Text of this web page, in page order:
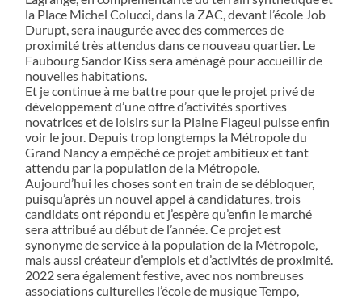
la Place Michel Colucci, dans la ZAC, devant l’école Job
Durupt, sera inaugurée avec des commerces de
proximité très attendus dans ce nouveau quartier. Le
Faubourg Sandor Kiss sera aménagé pour accueillir de
nouvelles habitations.
Et je continue à me battre pour que le projet privé de
développement d’une offre d’activités sportives
novatrices et de loisirs sur la Plaine Flageul puisse enfin
voir le jour. Depuis trop longtemps la Métropole du
Grand Nancy a empêché ce projet ambitieux et tant
attendu par la population de la Métropole.
Aujourd’hui les choses sont en train de se débloquer,
puisqu’après un nouvel appel à candidatures, trois
candidats ont répondu et j’espère qu’enfin le marché
sera attribué au début de l’année. Ce projet est
synonyme de service à la population de la Métropole,
mais aussi créateur d’emplois et d’activités de proximité.
2022 sera également festive, avec nos nombreuses
associations culturelles l’école de musique Tempo,